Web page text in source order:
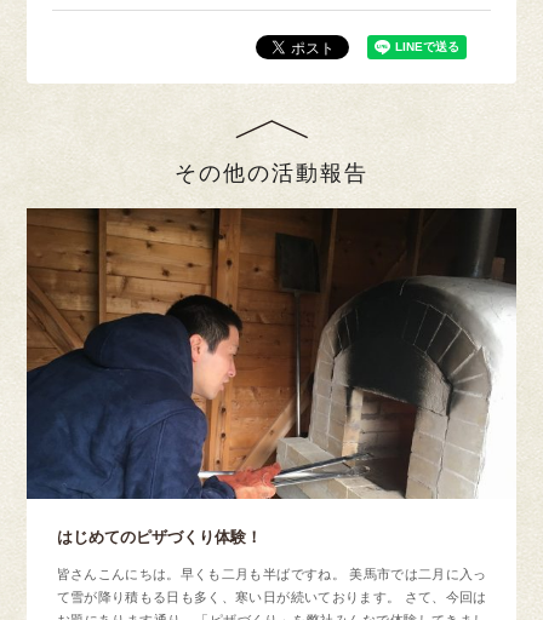
その他の活動報告
はじめてのピザづくり体験！
皆さんこんにちは。早くも二月も半ばですね。 美馬市では二月に入っ
て雪が降り積もる日も多く、寒い日が続いております。 さて、今回は